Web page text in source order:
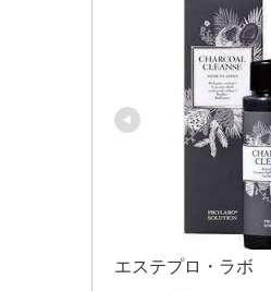
エステプロ・ラボ